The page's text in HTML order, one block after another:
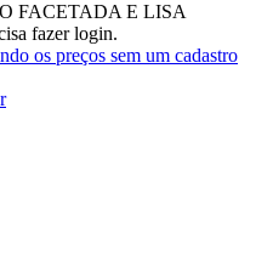
FACETADA E LISA
fazer login.
os preços sem um cadastro